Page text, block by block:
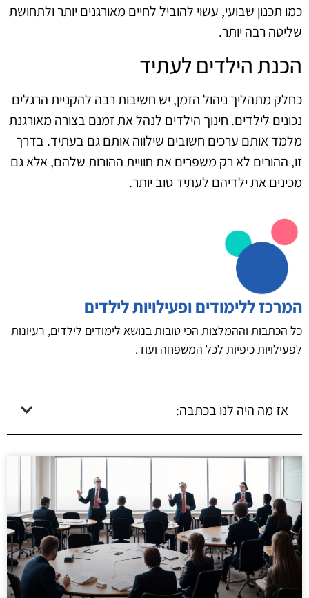
כמו תכנון שבועי, עשוי להוביל לחיים מאורגנים יותר ולתחושת
שליטה רבה יותר.
הכנת הילדים לעתיד
כחלק מתהליך ניהול הזמן, יש חשיבות רבה להקניית הרגלים
נכונים לילדים. חינוך הילדים לנהל את זמנם בצורה מאורגנת
מלמד אותם ערכים חשובים שילווה אותם גם בעתיד. בדרך
זו, ההורים לא רק משפרים את חוויית ההורות שלהם, אלא גם
מכינים את ילדיהם לעתיד טוב יותר.
המרכז ללימודים ופעילויות לילדים
כל הכתבות וההמלצות הכי טובות בנושא לימודים לילדים, רעיונות
לפעילויות כיפיות לכל המשפחה ועוד.
אז מה היה לנו בכתבה: